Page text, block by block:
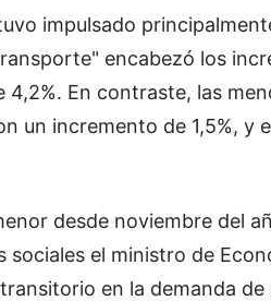
impulsado
encabezó los
En contraste, las
un incremento de 1,5%, y
desde noviembre del
el ministro de
en la demanda de